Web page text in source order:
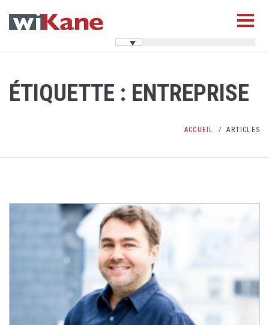
ÉTIQUETTE : ENTREPRISE
ACCUEIL ARTICLES